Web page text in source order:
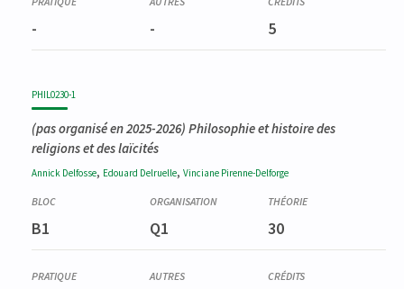
- - 5
PHIL0230-1
(pas organisé en 2025-2026) Philosophie et histoire des
religions et des laïcités
Annick Delfosse, Edouard Delruelle, Vinciane Pirenne-Delforge
B1 Q1 30